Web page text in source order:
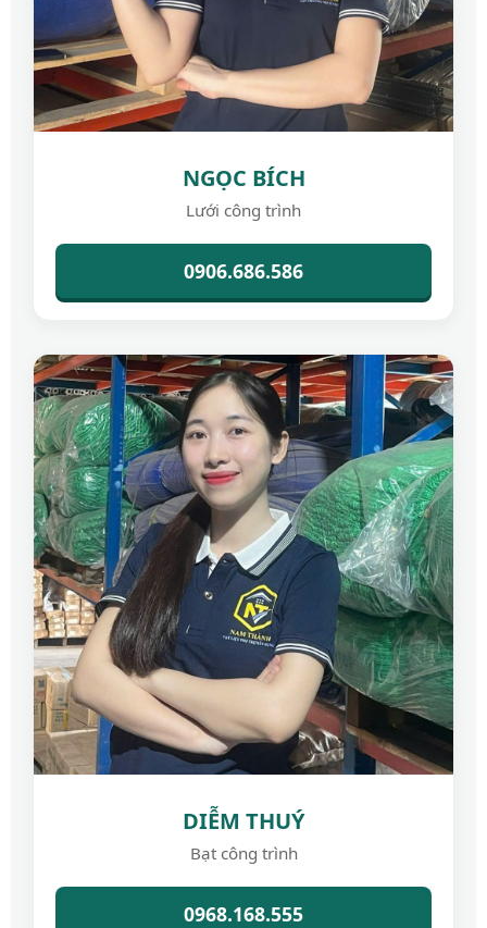
NGỌC BÍCH
Lưới công trình
0906.686.586
DIỄM THUÝ
Bạt công trình
0968.168.555